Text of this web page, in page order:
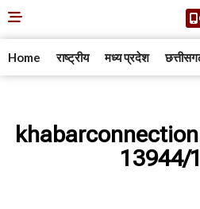
Home राष्ट्रीय मध्य प्रदेश
13944/